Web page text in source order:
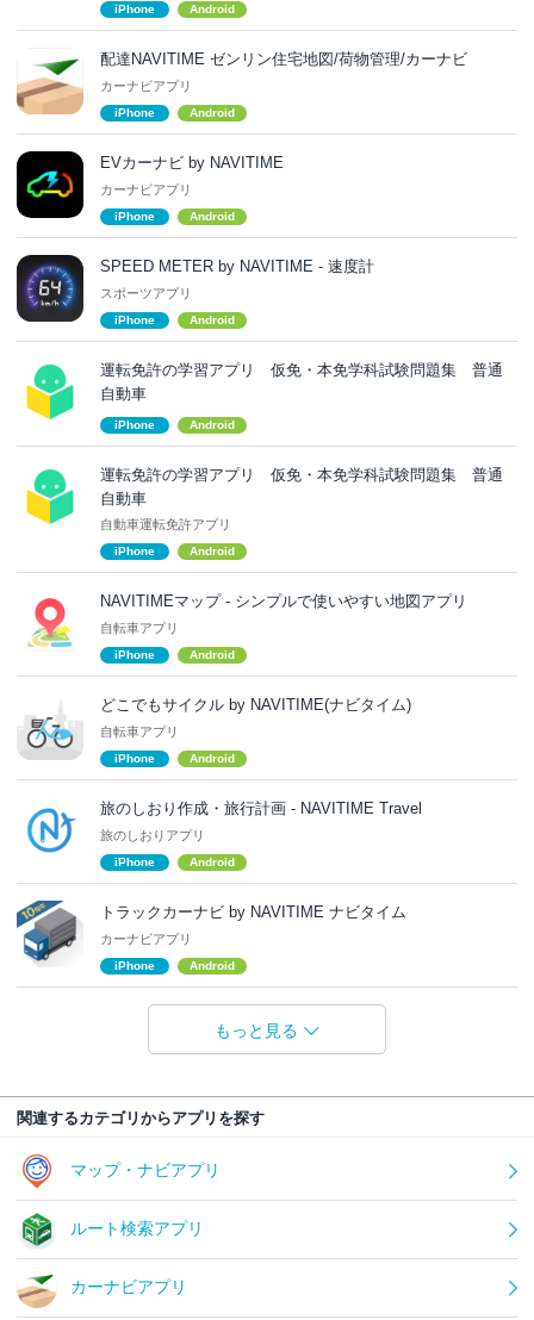
iPhone Android
配達NAVITIME ゼンリン住宅地図/荷物管理/カーナビ
カーナビアプリ
iPhone Android
EVカーナビ by NAVITIME
カーナビアプリ
iPhone Android
SPEED METER by NAVITIME - 速度計
スポーツアプリ
iPhone Android
運転免許の学習アプリ 仮免・本免学科試験問題集 普通
自動車
iPhone Android
運転免許の学習アプリ 仮免・本免学科試験問題集 普通
自動車
自動車運転免許アプリ
iPhone Android
NAVITIMEマップ - シンプルで使いやすい地図アプリ
自転車アプリ
iPhone Android
どこでもサイクル by NAVITIME(ナビタイム)
自転車アプリ
iPhone Android
旅のしおり作成・旅行計画 - NAVITIME Travel
旅のしおりアプリ
iPhone Android
トラックカーナビ by NAVITIME ナビタイム
カーナビアプリ
iPhone Android
もっと見る
関連するカテゴリからアプリを探す
マップ・ナビアプリ
ルート検索アプリ
カーナビアプリ